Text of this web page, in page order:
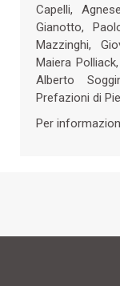
Capelli,
Gianotto,
Mazzinghi,
Maiera
Alberto
Prefazioni di
Per